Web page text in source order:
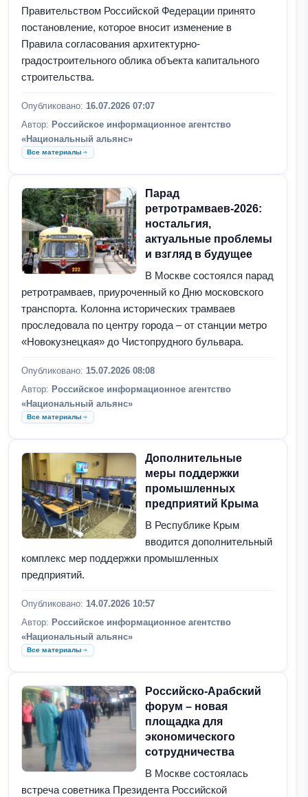
Правительством Российской Федерации принято
постановление, которое вносит изменение в
Правила согласования архитектурно-
градостроительного облика объекта капитального
строительства.
Опубликовано: 16.07.2026 07:07
Автор: Российское информационное агентство
«Национальный альянс»
Все материалы
Парад
ретротрамваев-2026:
ностальгия,
актуальные проблемы
и взгляд в будущее
В Москве состоялся парад
ретротрамваев, приуроченный ко Дню московского
транспорта. Колонна исторических трамваев
проследовала по центру города – от станции метро
«Новокузнецкая» до Чистопрудного бульвара.
Опубликовано: 15.07.2026 08:08
Автор: Российское информационное агентство
«Национальный альянс»
Все материалы
Дополнительные
меры поддержки
промышленных
предприятий Крыма
В Республике Крым
вводится дополнительный
комплекс мер поддержки промышленных
предприятий.
Опубликовано: 14.07.2026 10:57
Автор: Российское информационное агентство
«Национальный альянс»
Все материалы
Российско-Арабский
форум – новая
площадка для
экономического
сотрудничества
В Москве состоялась
встреча советника Президента Российской